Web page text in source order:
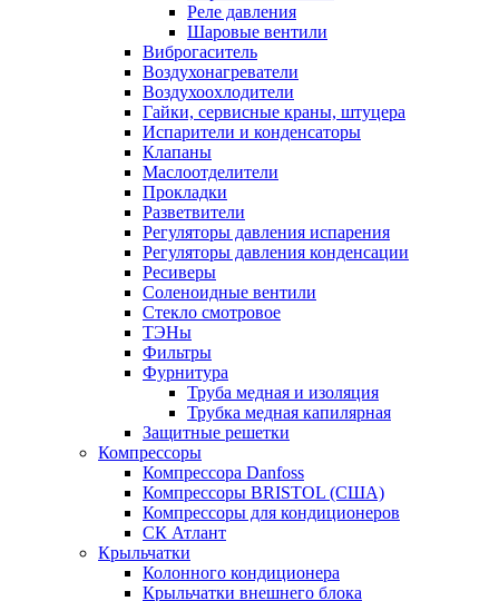
Реле давления
Шаровые вентили
Виброгаситель
Воздухонагреватели
Воздухоохлодители
Гайки, сервисные краны, штуцера
Испарители и конденсаторы
Клапаны
Маслоотделители
Прокладки
Разветвители
Регуляторы давления испарения
Регуляторы давления конденсации
Ресиверы
Соленоидные вентили
Стекло смотровое
ТЭНы
Фильтры
Фурнитура
Труба медная и изоляция
Трубка медная капилярная
Защитные решетки
Компрессоры
Компрессора Danfoss
Компрессоры BRISTOL (США)
Компрессоры для кондиционеров
СК Атлант
Крыльчатки
Колонного кондиционера
Крыльчатки внешнего блока